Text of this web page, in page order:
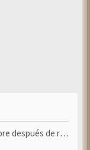
de repostar.